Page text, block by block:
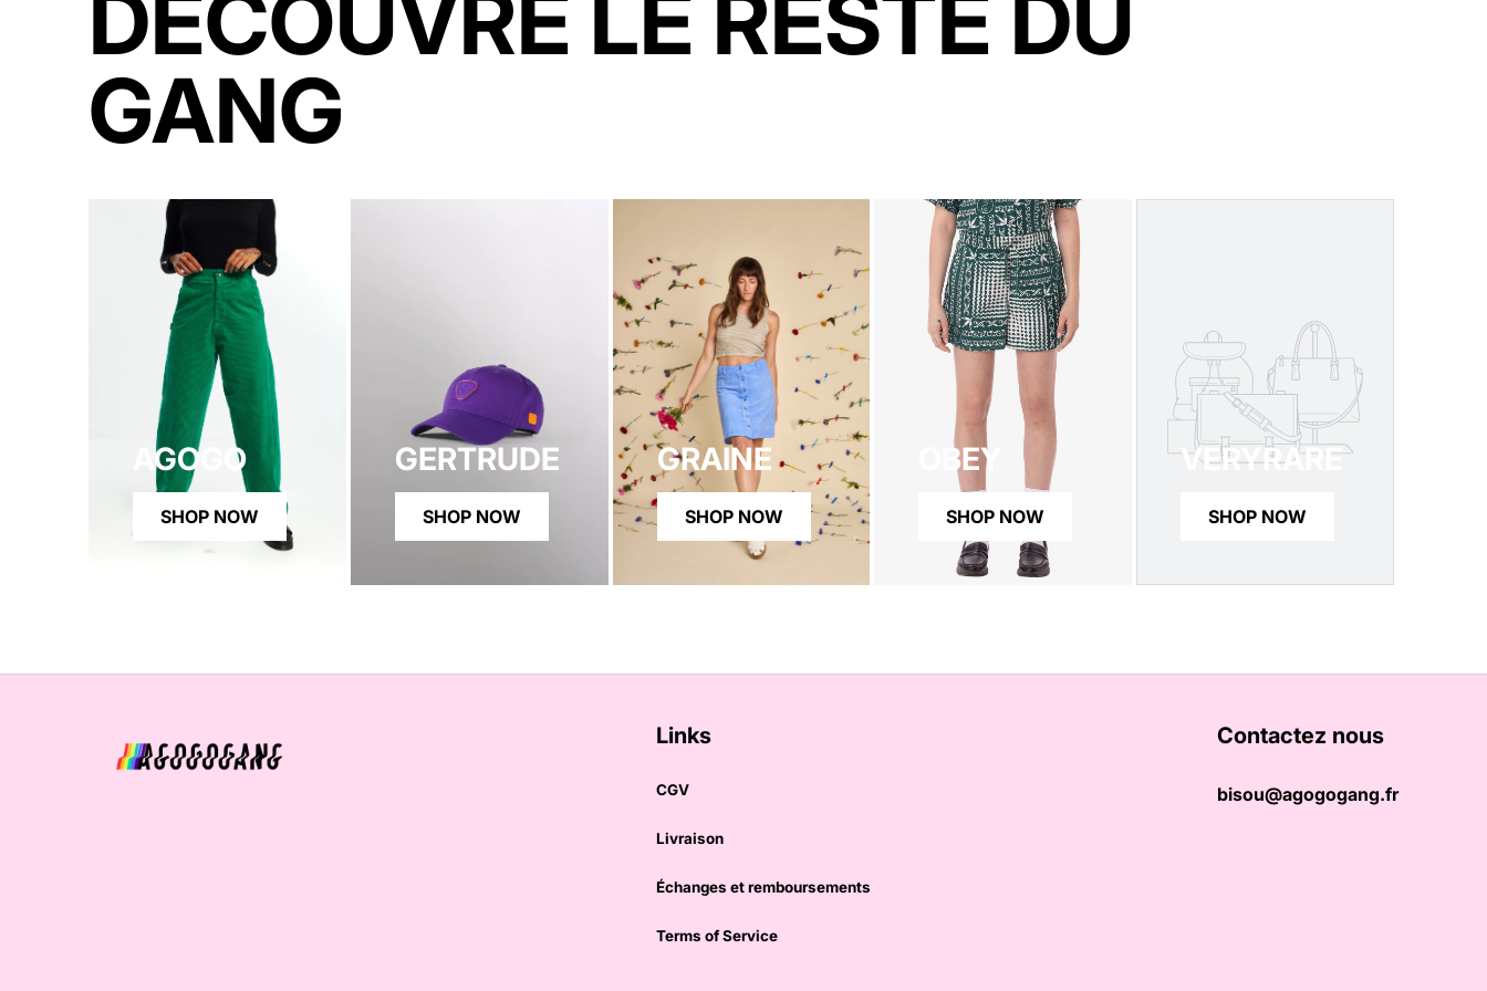
DECOUVRE LE RESTE DU
GANG
AGOGO
SHOP NOW
GERTRUDE
SHOP NOW
GRAINE
SHOP NOW
OBEY
SHOP NOW
VERYRARE
SHOP NOW
Links
CGV
Livraison
Échanges et remboursements
Terms of Service
Contactez nous
bisou@agogogang.fr